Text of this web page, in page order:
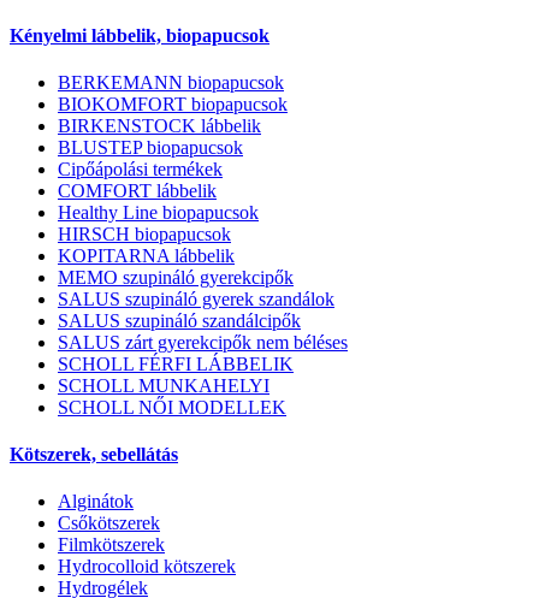
Kényelmi lábbelik, biopapucsok
BERKEMANN biopapucsok
BIOKOMFORT biopapucsok
BIRKENSTOCK lábbelik
BLUSTEP biopapucsok
Cipőápolási termékek
COMFORT lábbelik
Healthy Line biopapucsok
HIRSCH biopapucsok
KOPITARNA lábbelik
MEMO szupináló gyerekcipők
SALUS szupináló gyerek szandálok
SALUS szupináló szandálcipők
SALUS zárt gyerekcipők nem béléses
SCHOLL FÉRFI LÁBBELIK
SCHOLL MUNKAHELYI
SCHOLL NŐI MODELLEK
Kötszerek, sebellátás
Alginátok
Csőkötszerek
Filmkötszerek
Hydrocolloid kötszerek
Hydrogélek